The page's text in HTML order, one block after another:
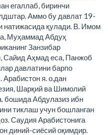
егаллаб, биринчи
Аммо бу давлат 19-
натижасида қулади. В. Имом
Муҳаммад Абдуҳ
Занзибар
Сайид Аҳмад еса, Панжоб
давлатини барпо
Арабистон я. о.дан
Шарқий ва Шимолий
бошида Абдулазиз ибн
тиклаш учун бошланган
Саудия Арабистонига
диний-сиёсий оқимдир.